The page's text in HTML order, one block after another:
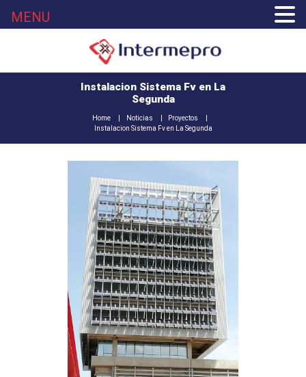
Instalacion Sistema Fv en La
Segunda
Home Noticias
Proyectos
Instalacion Sistema Fv en La Segunda
MENU